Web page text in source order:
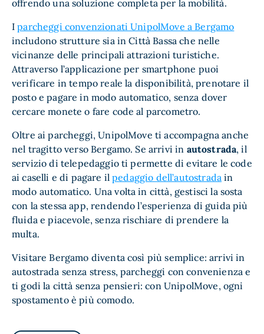
offrendo una soluzione completa per la mobilità.
Iparcheggi convenzionati UnipolMove a Bergamo
includono strutture sia in Città Bassa che nelle
vicinanze delle principali attrazioni turistiche.
Attraverso l’applicazione per smartphone puoi
verificare in tempo reale la disponibilità, prenotare il
posto e pagare in modo automatico, senza dover
cercare monete o fare code al parcometro.
Oltre ai parcheggi, UnipolMove ti accompagna anche
nel tragitto verso Bergamo. Se arrivi in autostrada, il
servizio di telepedaggio ti permette di evitare le code
ai caselli e di pagare ilpedaggio dell’autostrada in
modo automatico. Una volta in città, gestisci la sosta
con la stessa app, rendendo l’esperienza di guida più
fluida e piacevole, senza rischiare di prendere la
multa.
Visitare Bergamo diventa così più semplice: arrivi in
autostrada senza stress, parcheggi con convenienza e
ti godi la città senza pensieri: con UnipolMove, ogni
spostamento è più comodo.